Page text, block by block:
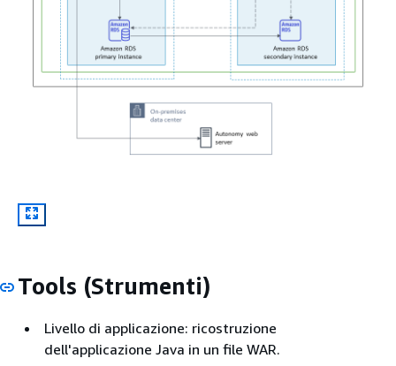
Tools (Strumenti)
Livello di applicazione: ricostruzione
dell'applicazione Java in un file WAR.